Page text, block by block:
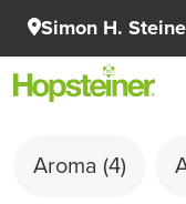
Simon H.
Aroma (4)